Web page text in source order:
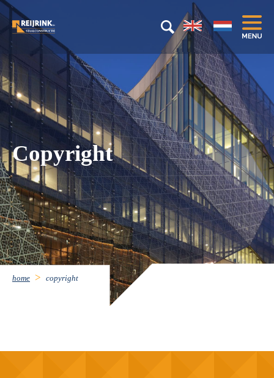
Copyright
home copyright